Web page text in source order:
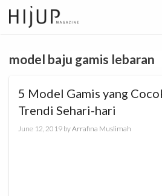
Skip
to
content
model baju gamis lebaran
5 Model Gamis yang
Trendi Sehari-hari
June 12, 2019 byArrafina Muslimah